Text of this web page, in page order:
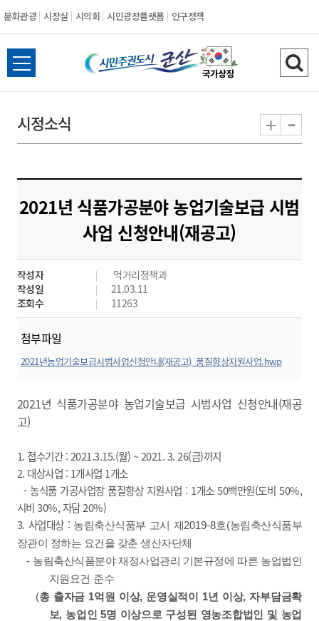
문화관광 시장실 시의회 시민광장플랫폼 인구정책
시
민
도
시
군
산
전
체
뉴
열
검
색
기
시정소식 + -
2021년 식품가공분야 농업기술보급 시범
사업 신청안내(재공고)
작성자
먹거리정책과
작성일
21.03.11
조회수
11263
첨부파일
2021년농업기술보급시범사업신청안내(재공고)_품질향상지원사업.hwp
2021년 식품가공분야 농업기술보급 시범사업 신청안내(재공
고)
1. 접수기간 : 2021.3.15.(월) ~ 2021. 3. 26(금)까지
2. 대상사업 : 1개사업 1개소
- 농식품 가공사업장 품질향상 지원사업 : 1개소 50백만원(도비 50%,
시비 30%, 자담 20%)
3. 사업대상 : 농림축산식품부 고시 제 2019-8호(농림축산식품부
장관이 정하는 요건을 갖춘 생산자단체
- 농림축산식품분야 재정사업관리 기본규정에 따른 농업법인
지원 요건 준수
(총 출자금 1억원 이상, 운영실적이 1년 이상,자부담금확
보, 농업인 5명 이상으로 구성된 영농조합법인 및 농업